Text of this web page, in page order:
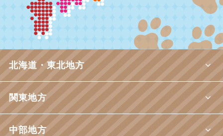
北海道・東北地方
関東地方
中部地方